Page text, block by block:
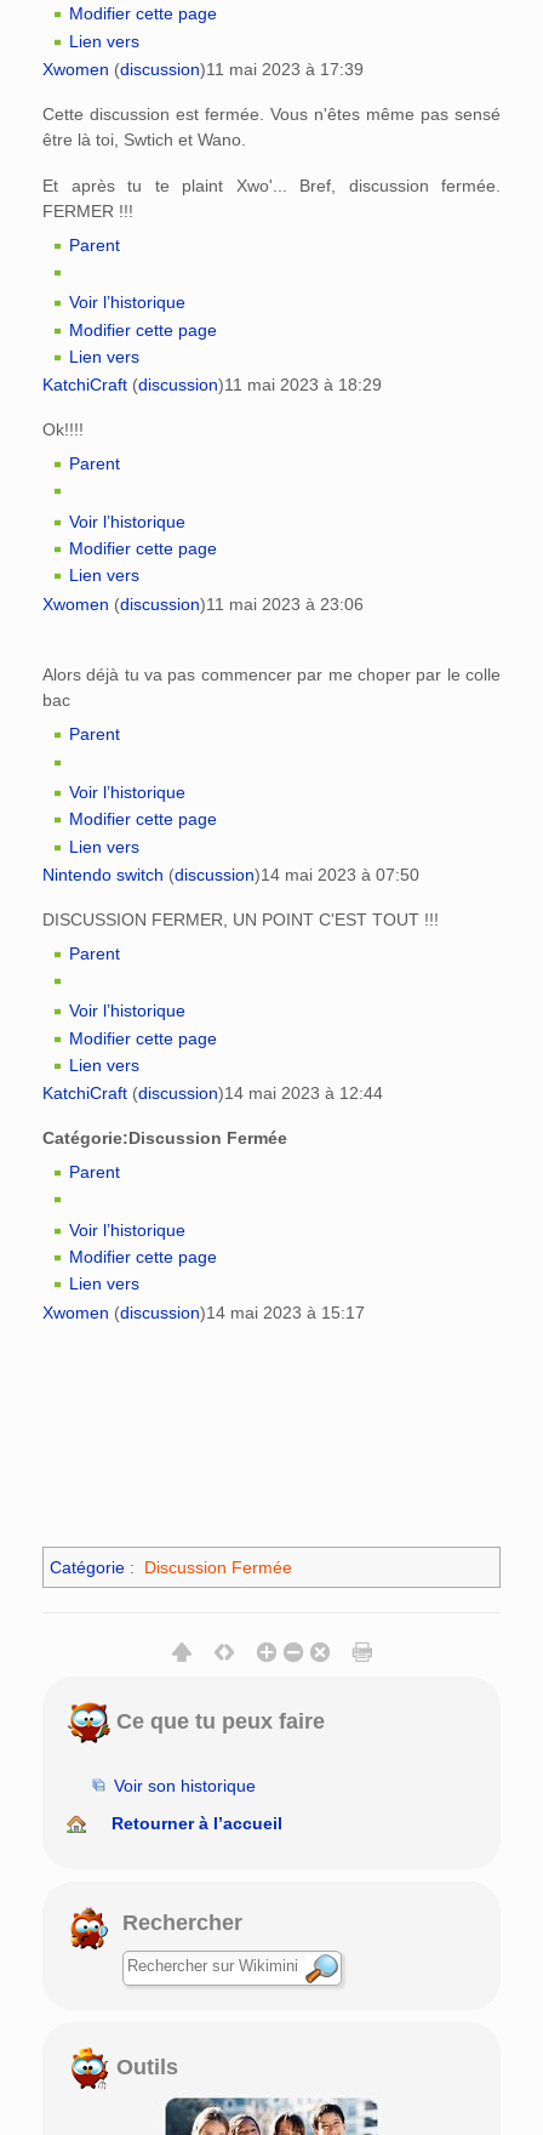
Modifier cette page
Lien vers
Xwomen (discussion)11 mai 2023 à 17:39
Cette discussion est fermée. Vous n'êtes même pas sensé
être là toi, Swtich et Wano.
Et après tu te plaint Xwo'... Bref, discussion fermée.
FERMER !!!
Parent
Voir l’historique
Modifier cette page
Lien vers
KatchiCraft (discussion)11 mai 2023 à 18:29
Ok!!!!
Parent
Voir l’historique
Modifier cette page
Lien vers
Xwomen (discussion)11 mai 2023 à 23:06
Alors déjà tu va pas commencer par me choper par le colle
bac
Parent
Voir l’historique
Modifier cette page
Lien vers
Nintendo switch (discussion)14 mai 2023 à 07:50
DISCUSSION FERMER, UN POINT C'EST TOUT !!!
Parent
Voir l’historique
Modifier cette page
Lien vers
KatchiCraft (discussion)14 mai 2023 à 12:44
Catégorie:Discussion Fermée
Parent
Voir l’historique
Modifier cette page
Lien vers
Xwomen (discussion)14 mai 2023 à 15:17
Catégorie : Discussion Fermée
Ce que tu peux faire
Voir son historique
Retourner à l’accueil
Rechercher
Outils